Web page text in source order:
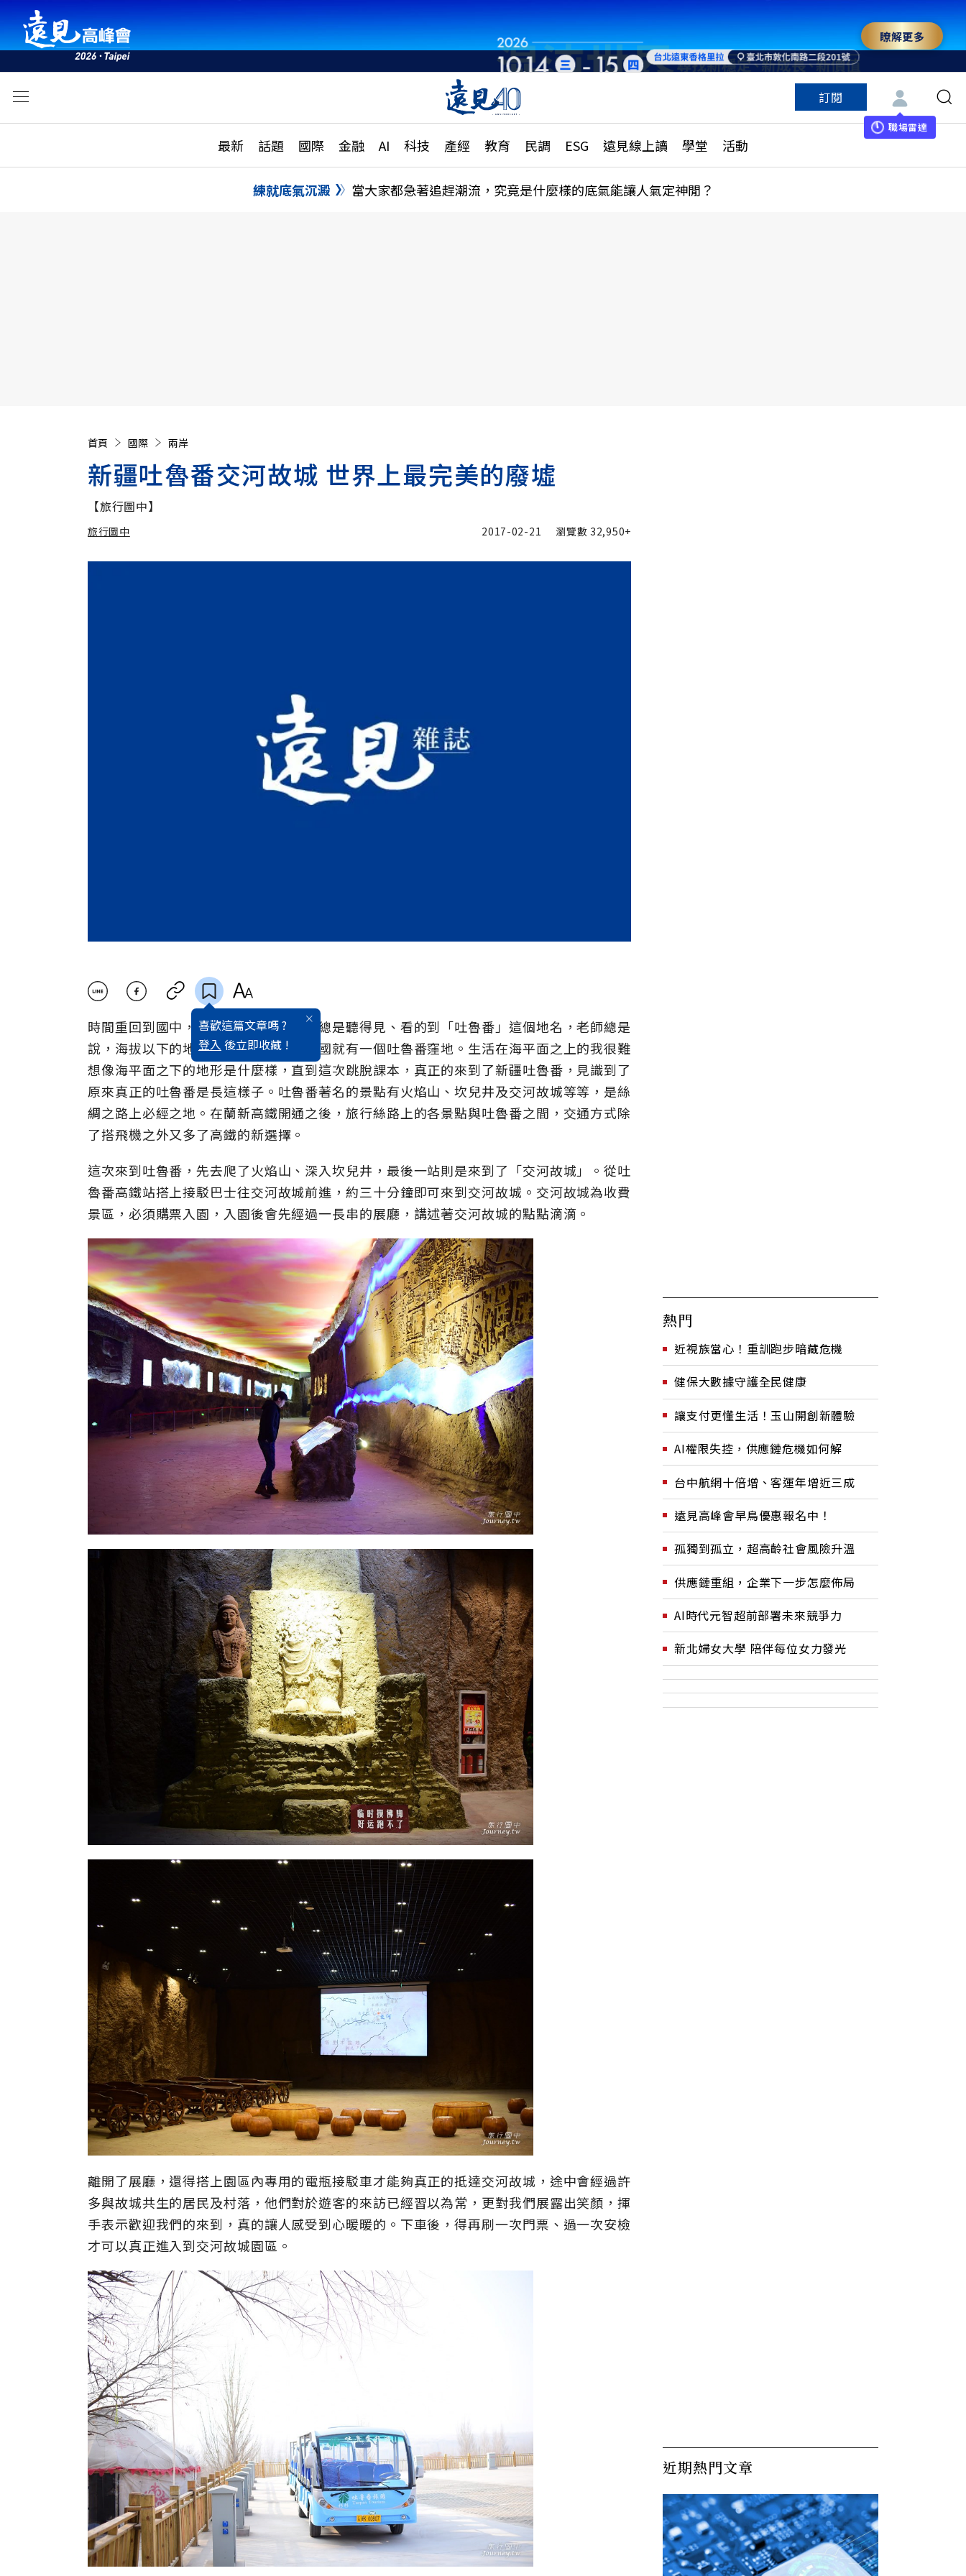
瞭解更多
訂閱
職場雷達
最新 話題 國際 金融 AI 科技 產經 教育 民調 ESG 遠見線上讀 學堂 活動
活動
話題
國際
特輯
大學升學、職涯攻略
縣市施政調查全解析
民調
更多訂閱方案
特色頻道
練就底氣沉澱 當大家都急著追趕潮流，究竟是什麼樣的底氣能讓人氣定神閒？
首頁 國際 兩岸
新疆吐魯番交河故城 世界上最完美的廢墟
【旅行圖中】
旅行圖中 2017-02-21 瀏覽數 32,950+
喜歡這篇文章嗎 ?
登入 後立即收藏 !
時間重回到國中，當時的歷史與地理課總是聽得見、看的到「吐魯番」這個地名，老師總是
說，海拔以下的地方稱之為窪地，而中國就有一個吐魯番窪地。生活在海平面之上的我很難
想像海平面之下的地形是什麼樣，直到這次跳脫課本，真正的來到了新疆吐魯番，見識到了
原來真正的吐魯番是長這樣子。吐魯番著名的景點有火焰山、坎兒井及交河故城等等，是絲
綢之路上必經之地。在蘭新高鐵開通之後，旅行絲路上的各景點與吐魯番之間，交通方式除
了搭飛機之外又多了高鐵的新選擇。
這次來到吐魯番，先去爬了火焰山、深入坎兒井，最後一站則是來到了「交河故城」。從吐
魯番高鐵站搭上接駁巴士往交河故城前進，約三十分鐘即可來到交河故城。交河故城為收費
景區，必須購票入園，入園後會先經過一長串的展廳，講述著交河故城的點點滴滴。
離開了展廳，還得搭上園區內專用的電瓶接駁車才能夠真正的抵達交河故城，途中會經過許
多與故城共生的居民及村落，他們對於遊客的來訪已經習以為常，更對我們展露出笑顏，揮
手表示歡迎我們的來到，真的讓人感受到心暖暖的。下車後，得再刷一次門票、過一次安檢
才可以真正進入到交河故城園區。
熱門
近視族當心！重訓跑步暗藏危機
健保大數據守護全民健康
讓支付更懂生活！玉山開創新體驗
AI權限失控，供應鏈危機如何解
台中航網十倍增、客運年增近三成
遠見高峰會早鳥優惠報名中！
孤獨到孤立，超高齡社會風險升溫
供應鏈重組，企業下一步怎麼佈局
AI時代元智超前部署未來競爭力
新北婦女大學 陪伴每位女力發光
近期熱門文章